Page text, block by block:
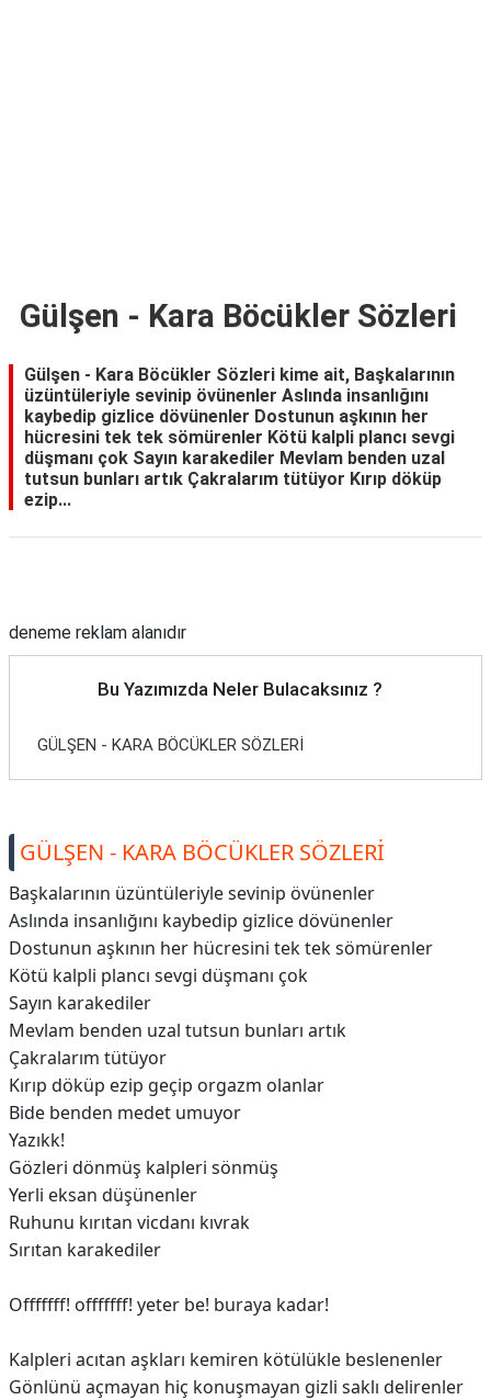
Gülşen - Kara Böcükler Sözleri
Gülşen - Kara Böcükler Sözleri kime ait, Başkalarının
üzüntüleriyle sevinip övünenler Aslında insanlığını
kaybedip gizlice dövünenler Dostunun aşkının her
hücresini tek tek sömürenler Kötü kalpli plancı sevgi
düşmanı çok Sayın karakediler Mevlam benden uzal
tutsun bunları artık Çakralarım tütüyor Kırıp döküp
ezip...
deneme reklam alanıdır
Bu Yazımızda Neler Bulacaksınız ?
GÜLŞEN - KARA BÖCÜKLER SÖZLERİ
GÜLŞEN - KARA BÖCÜKLER SÖZLERİ
Başkalarının üzüntüleriyle sevinip övünenler
Aslında insanlığını kaybedip gizlice dövünenler
Dostunun aşkının her hücresini tek tek sömürenler
Kötü kalpli plancı sevgi düşmanı çok
Sayın karakediler
Mevlam benden uzal tutsun bunları artık
Çakralarım tütüyor
Kırıp döküp ezip geçip orgazm olanlar
Bide benden medet umuyor
Yazıkk!
Gözleri dönmüş kalpleri sönmüş
Yerli eksan düşünenler
Ruhunu kırıtan vicdanı kıvrak
Sırıtan karakediler
Offfffff! offfffff! yeter be! buraya kadar!
Kalpleri acıtan aşkları kemiren kötülükle beslenenler
Gönlünü açmayan hiç konuşmayan gizli saklı delirenler